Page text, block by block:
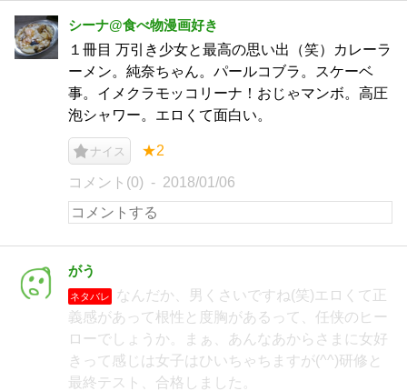
シーナ@食べ物漫画好き
１冊目 万引き少女と最高の思い出（笑）カレーラ
ーメン。純奈ちゃん。パールコブラ。スケーベ
事。イメクラモッコリーナ！おじゃマンボ。高圧
泡シャワー。エロくて面白い。
ナイス ★2
コメント(0) 2018/01/06
がう
ネタバレ
なんだか、男くさいですね(笑)エロくて正
義感があって根性と度胸があるって、任侠のヒー
ローでしょうか。まぁ、あんなあからさまに女好
きって感じは女子はひいちゃちますが(^^)研修と
最終テスト、合格しました。